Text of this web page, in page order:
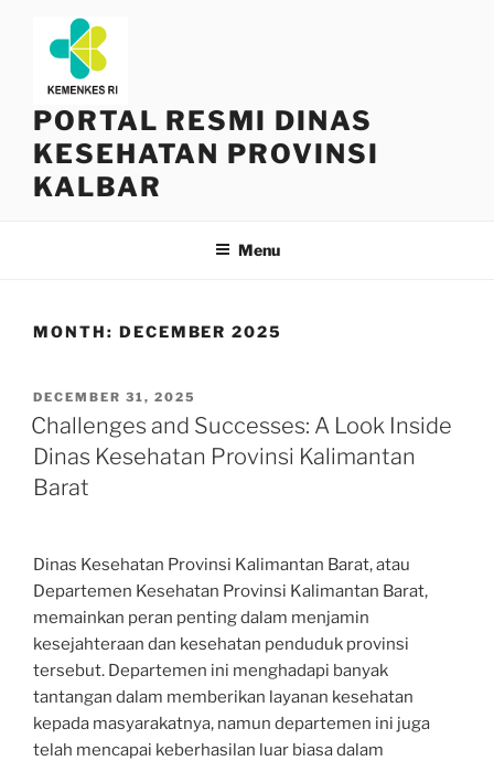
content
PORTAL RESMI DINAS
KESEHATAN PROVINSI
KALBAR
Menu
MONTH: DECEMBER 2025
POSTED
ON
DECEMBER 31, 2025
Challenges and Successes: A Look Inside
Dinas Kesehatan Provinsi Kalimantan
Barat
Dinas Kesehatan Provinsi Kalimantan Barat, atau
Departemen Kesehatan Provinsi Kalimantan Barat,
memainkan peran penting dalam menjamin
kesejahteraan dan kesehatan penduduk provinsi
tersebut. Departemen ini menghadapi banyak
tantangan dalam memberikan layanan kesehatan
kepada masyarakatnya, namun departemen ini juga
telah mencapai keberhasilan luar biasa dalam